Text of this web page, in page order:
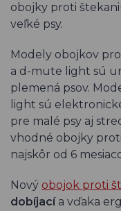
obojky proti
veľké psy.
Modely obojkov
a d-mute light sú
plemená psov.
light sú
pre malé psy aj
vhodné obojky
najskôr od 6
Nový obojok proti
dobíjacía vďaka